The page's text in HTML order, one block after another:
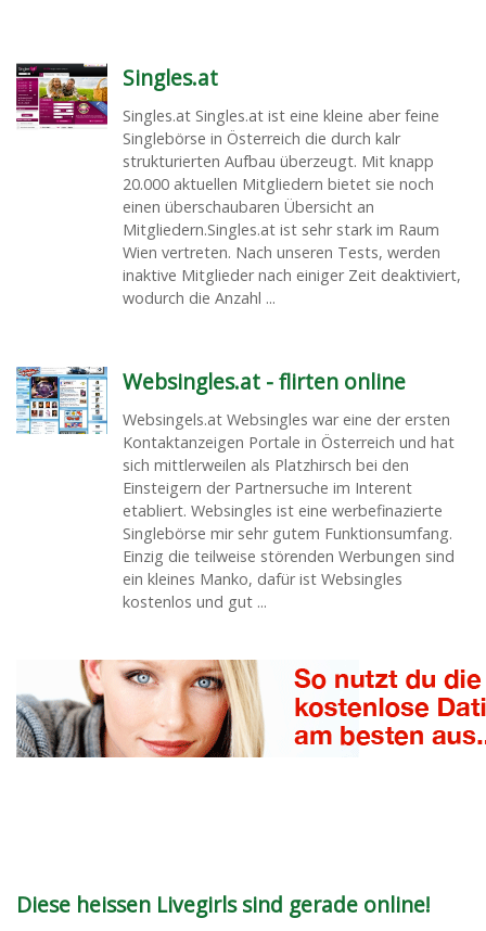
Singles.at
Singles.at Singles.at ist eine kleine aber feine
Singlebörse in Österreich die durch kalr
strukturierten Aufbau überzeugt. Mit knapp
20.000 aktuellen Mitgliedern bietet sie noch
einen überschaubaren Übersicht an
Mitgliedern.Singles.at ist sehr stark im Raum
Wien vertreten. Nach unseren Tests, werden
inaktive Mitglieder nach einiger Zeit deaktiviert,
wodurch die Anzahl ...
Websingles.at - flirten online
Websingels.at Websingles war eine der ersten
Kontaktanzeigen Portale in Österreich und hat
sich mittlerweilen als Platzhirsch bei den
Einsteigern der Partnersuche im Interent
etabliert. Websingles ist eine werbefinazierte
Singlebörse mir sehr gutem Funktionsumfang.
Einzig die teilweise störenden Werbungen sind
ein kleines Manko, dafür ist Websingles
kostenlos und gut ...
Diese heissen Livegirls sind gerade online!